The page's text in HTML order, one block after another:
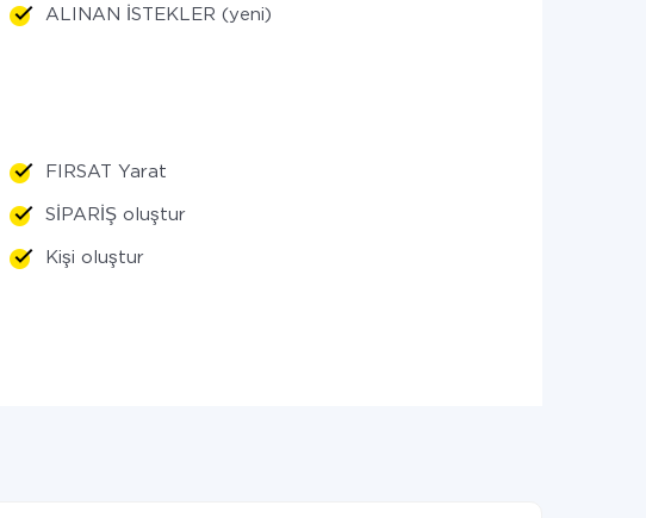
ALINAN İSTEKLER (yeni)
FIRSAT Yarat
SİPARİŞ oluştur
Kişi oluştur